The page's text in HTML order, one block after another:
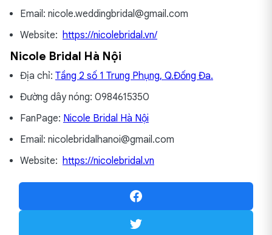
Email: nicole.weddingbridal@gmail.com
Website: https://nicolebridal.vn/
Nicole Bridal Hà Nội
Địa chỉ: Tầng 2 số 1 Trung Phụng, Q.Đống Đa.
Đường dây nóng: 0984615350
FanPage: Nicole Bridal Hà Nội
Email: nicolebridalhanoi@gmail.com
Website: https://nicolebridal.vn